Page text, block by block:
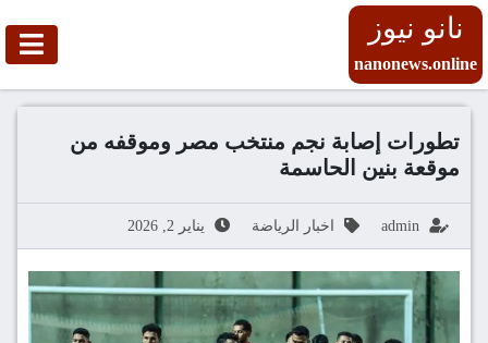
نانو نيوز
nanonews.online
تطورات إصابة نجم منتخب مصر وموقفه من
موقعة بنين الحاسمة
admin اخبار الرياضة يناير 2, 2026